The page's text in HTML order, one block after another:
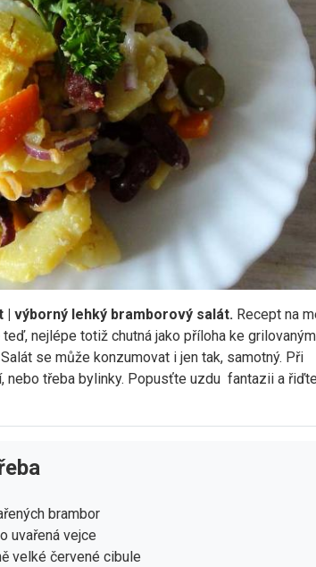
výborný lehký bramborový salát. Recept na
nejlépe totiž chutná jako příloha ke grilovaným
se může konzumovat i jen tak, samotný. Při
nebo třeba bylinky. Popusťte uzdu fantazii a
brambor
uvařená vejce
velké červené cibule